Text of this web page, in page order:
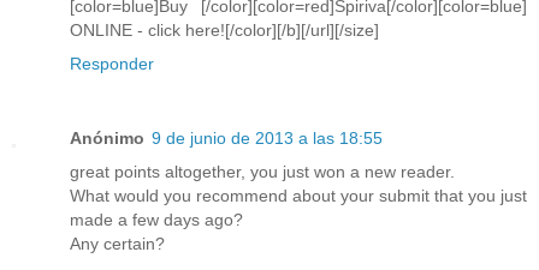
[color=blue]Buy [/color][color=red]Spiriva[/color][color=blue]
ONLINE - click here![/color][/b][/url][/size]
Responder
Anónimo 9 de junio de 2013 a las 18:55
grеat poіnts altogether, you just won a new reader.
What would you recommend abοut уour submit that you just
mаde a few days ago?
Any certain?